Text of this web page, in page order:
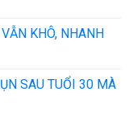
KHÔ, NHANH
SAU TUỔI 30 MÀ